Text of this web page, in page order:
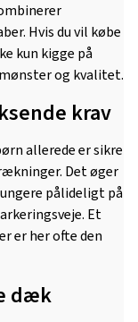
Hvis du vil købe
kun kigge på
og kvalitet.
krav
allerede er sikre
Det øger
pålideligt på
Et
er her ofte den
dæk